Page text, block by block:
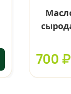
700 ₽